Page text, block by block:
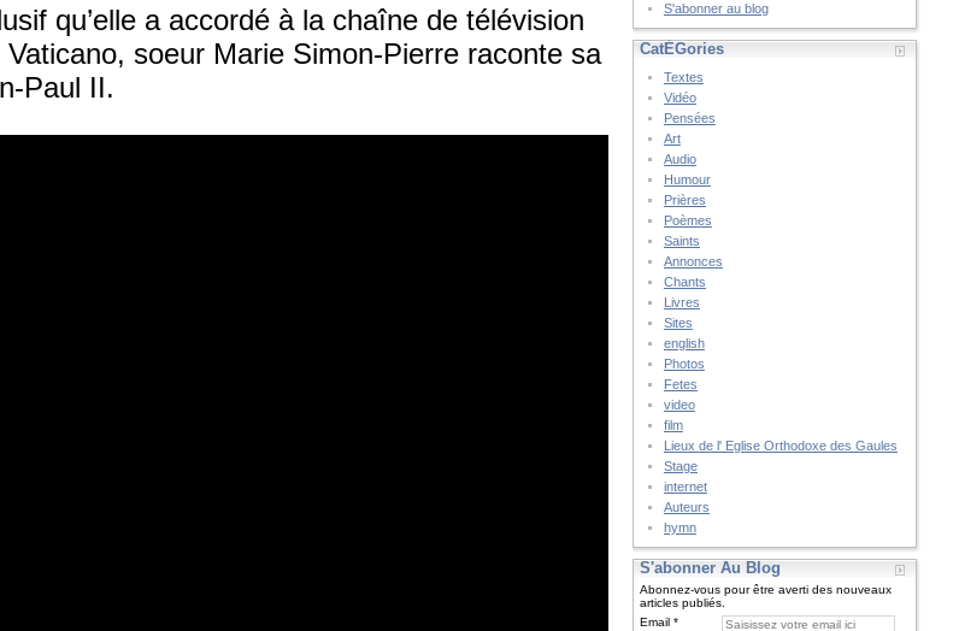
qu’elle a accordé à la chaîne de télévision
soeur Marie Simon-Pierre raconte sa
Paul II.
S'abonner au blog
CatÉGories
Textes
Vidéo
Pensées
Art
Audio
Humour
Prières
Poèmes
Saints
Annonces
Chants
Livres
Sites
english
Photos
Fetes
video
film
Lieux de l' Eglise Orthodoxe des Gaules
Stage
internet
Auteurs
hymn
S'abonner Au Blog
Abonnez-vous pour être averti des nouveaux
articles publiés.
Email